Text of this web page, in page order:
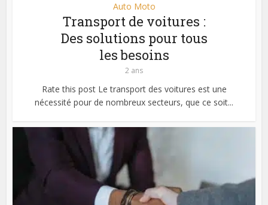
Auto Moto
Transport de voitures :
Des solutions pour tous
les besoins
2 ans
Rate this post Le transport des voitures est une
nécessité pour de nombreux secteurs, que ce soit...